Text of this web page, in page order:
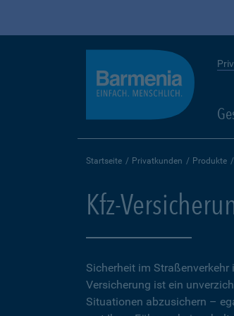
Startseite Privatkunden Produkte
Kfz-
Sicherheit im
Versicherung ist ein
Situationen abzusichern –